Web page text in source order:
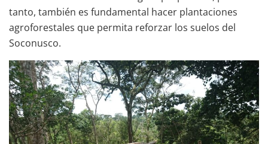
tanto, también es fundamental hacer plantaciones
agroforestales que permita reforzar los suelos del
Soconusco.